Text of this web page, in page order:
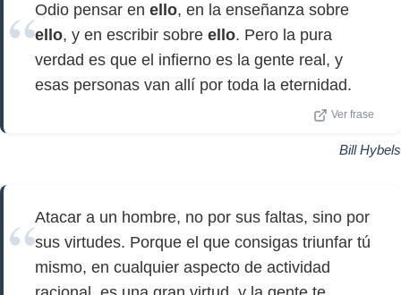
Odio pensar en ello, en la enseñanza sobre
ello, y en escribir sobre ello. Pero la pura
verdad es que el infierno es la gente real, y
esas personas van allí por toda la eternidad.
Ver frase
Bill Hybels
Atacar a un hombre, no por sus faltas, sino por
sus virtudes. Porque el que consigas triunfar tú
mismo, en cualquier aspecto de actividad